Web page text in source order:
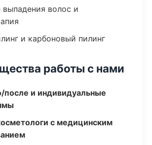
выпадения волос и
и карбоновый пилинг
работы с нами
после и индивидуальные
с медицинским